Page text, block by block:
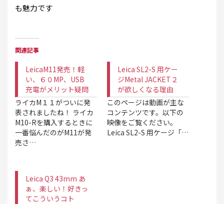
も魅力です
関連記事
LeicaM11発売！軽
い、６０MP、USB
充電がメリット疑問
ライカM１１がついに発
表されましたね！ ライカ
M10-Rを購入するときに
一番悩んだのがM11が発
売さ…
Leica SL2-S 用ケー
ジMetal JACKET２
が欲しくなる理由
このページは動画が主な
コンテンツです。以下の
映像をご覧ください。
Leica SL2-S 用ケージ「…
Leica Q3 43mm あ
ぁ、楽しい！好きっ
てこういうコト